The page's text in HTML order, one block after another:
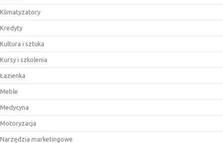
Klimatyzatory
Kredyty
Kultura i sztuka
Kursy i szkolenia
Łazienka
Meble
Medycyna
Motoryzacja
Narzędzia marketingowe